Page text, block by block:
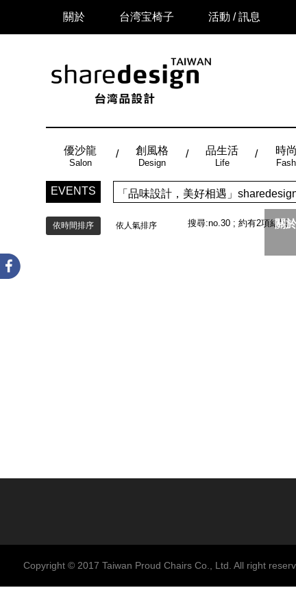
關於 台湾宝椅子 活動 / 訊息
優沙龍
Salon
創風格
Design
品生活
Life
時
EVENTS 「品味設計，美好相遇」
依時間排序 依人氣排序 搜尋:no.30 ; 約有2項結果
關
Copyright © 2017 Taiwan Proud Chairs Co., Ltd. All right